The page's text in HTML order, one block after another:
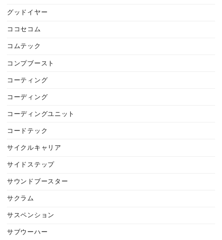
グッドイヤー
ココセコム
コムテック
コンプブースト
コーティング
コーディング
コーディングユニット
コードテック
サイクルキャリア
サイドステップ
サウンドブースター
サクラム
サスペンション
サブウーハー